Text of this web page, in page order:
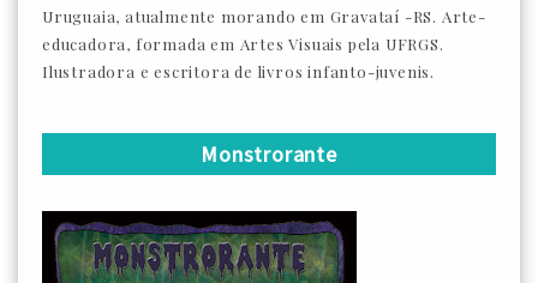
Uruguaia, atualmente morando em Gravataí -RS. Arte-
educadora, formada em Artes Visuais pela UFRGS.
Ilustradora e escritora de livros infanto-juvenis.
Monstrorante